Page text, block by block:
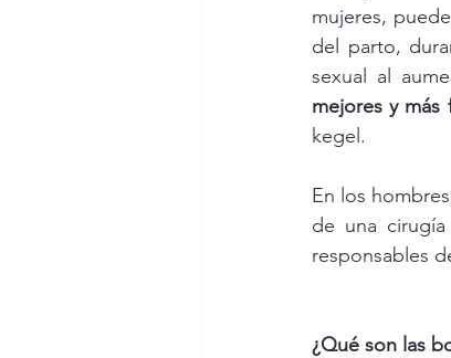
mujeres,
del parto,
mejores y más
kegel.
En los
de una
responsables
¿Qué son las